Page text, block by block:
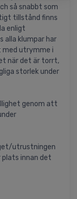
så snabbt som
tillstånd finns
enligt
alla klumpar har
utrymme i
när det är torrt,
storlek under
genom att
utrustningen
plats innan det